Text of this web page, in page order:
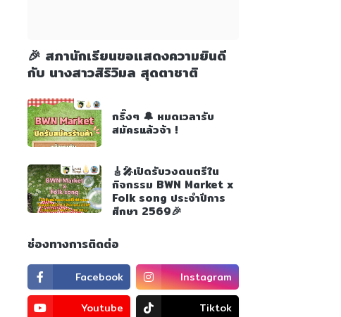
🎉 สภานักเรียนขอแสดงความยินดี
กับ นางสาวสิริวิมล สุดตาชาติ
กริ๊งๆ 🔔 หมดเวลารับ
สมัครแล้วจ้า !
🎸🎤เปิดรับวงดนตรีใน
กิจกรรม BWN Market x
Folk song ประจำปีการ
ศึกษา 2569🎉
ช่องทางการติดต่อ
Facebook
Instagram
Youtube
Tiktok